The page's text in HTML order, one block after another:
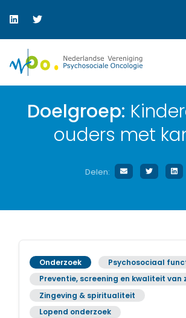
Doelgroep:
ouders met
Delen:
Onderzoek
Psychosociaal
Preventie, screening en kwaliteit van
Zingeving & spiritualiteit
Lopend onderzoek